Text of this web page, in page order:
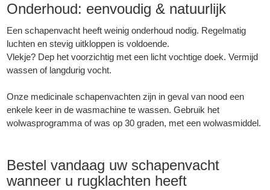
Onderhoud: eenvoudig & natuurlijk
Een schapenvacht heeft weinig onderhoud nodig. Regelmatig
luchten en stevig uitkloppen is voldoende.
Vlekje? Dep het voorzichtig met een licht vochtige doek. Vermijd
wassen of langdurig vocht.
Onze medicinale schapenvachten zijn in geval van nood een
enkele keer in de wasmachine te wassen. Gebruik het
wolwasprogramma of was op 30 graden, met een wolwasmiddel.
Bestel vandaag uw schapenvacht
wanneer u rugklachten heeft